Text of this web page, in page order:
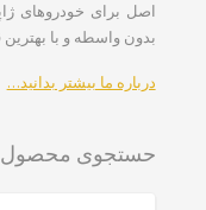
اصل برای خودروهای
بدون واسطه و با
درباره ما بیشتر بدانید…
حستجوی محصول